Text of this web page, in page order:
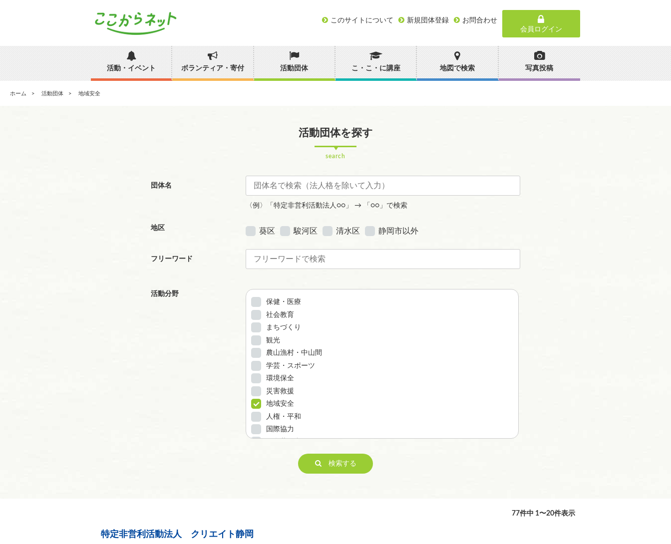
このサイトについて 新規団体登録
お問合わせ
会員ログイン
活動・イベント ボランティア・寄付 活動団体 こ・こ・に講座 地図で検索 写真投稿
ホーム 活動団体 地域安全
活動団体を探す
search
団体名
〈例〉「特定非営利活動法人○○」 → 「○○」で検索
地区 葵区 駿河区 清水区 静岡市以外
フリーワード
活動分野
保健・医療
社会教育
まちづくり
観光
農山漁村・中山間
学芸・スポーツ
環境保全
災害救援
地域安全
人権・平和
国際協力
子どもの健全育成
検索する
77件中 1〜20件表示
特定非営利活動法人 クリエイト静岡